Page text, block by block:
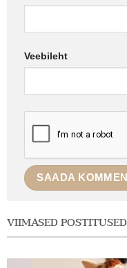
Veebileht
VIIMASED POSTITUSED